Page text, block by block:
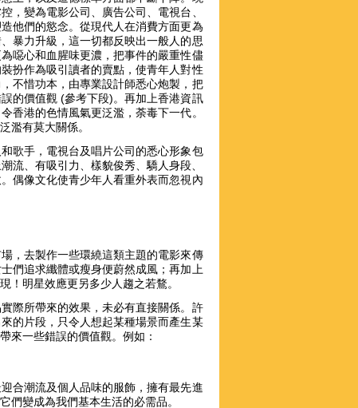
，變為電影公司、廣告公司、電視台、
他們的慾念。從現代人在消費方面更為
暴力升級，這一切都反映出一般人的思
噁心和血腥味更濃，把事件的嚴重性儘
扮作為吸引讀者的賣點，使青年人對性
不惜功本，由專業設計師悉心炮製，把
的價值觀 (參考下段)。再加上香港資訊
香港的色情風氣更泛濫，荼毒下一代。
濫有莫大關係。
歌手，電視台及唱片公司的悉心形象包
流、有吸引力、樣貌俊秀、驕人身段、
偶像文化使青少年人看重外表而忽視內
，去製作一些環繞這類主題的電影來傳
們追求纖體或瘦身便蔚然成風；再加上
明星效應更另多少人趨之若鶩。
際所帶來的效果，未必有直接關係。許
的片段，只令人想起某種場景而產生某
來一些錯誤的價值觀。例如：
合潮流及個人品味的服飾，擁有最先進
們變成為我們基本生活的必需品。